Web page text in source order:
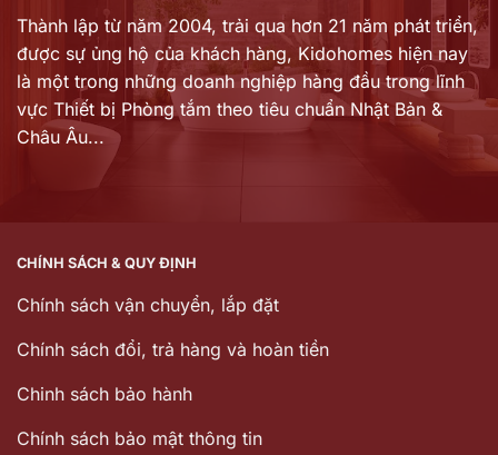
Thành lập từ năm 2004, trải qua hơn 21 năm phát triển,
được sự ủng hộ của khách hàng, Kidohomes hiện nay
là một trong những doanh nghiệp hàng đầu trong lĩnh
vực Thiết bị Phòng tắm theo tiêu chuẩn Nhật Bản &
Châu Âu...
CHÍNH SÁCH & QUY ĐỊNH
Chính sách vận chuyển, lắp đặt
Chính sách đổi, trả hàng và hoàn tiền
Chinh sách bảo hành
Chính sách bảo mật thông tin